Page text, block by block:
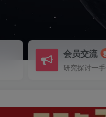
会员交流
研究探讨一